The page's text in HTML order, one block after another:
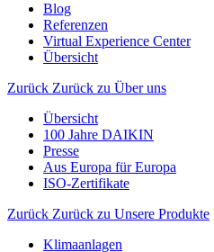
Blog
Referenzen
Virtual Experience Center
Übersicht
Zurück Zurück zu Über uns
Übersicht
100 Jahre DAIKIN
Presse
Aus Europa für Europa
ISO-Zertifikate
Zurück Zurück zu Unsere Produkte
Klimaanlagen